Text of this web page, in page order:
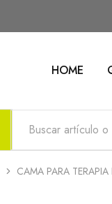
HOME
CAMA PARA